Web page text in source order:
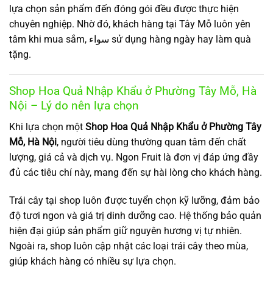
lựa chọn sản phẩm đến đóng gói đều được thực hiện
chuyên nghiệp. Nhờ đó, khách hàng tại Tây Mỗ luôn yên
tâm khi mua sắm, سواء sử dụng hàng ngày hay làm quà
tặng.
Shop Hoa Quả Nhập Khẩu ở Phường Tây Mỗ, Hà
Nội – Lý do nên lựa chọn
Khi lựa chọn một Shop Hoa Quả Nhập Khẩu ở Phường Tây
Mỗ, Hà Nội, người tiêu dùng thường quan tâm đến chất
lượng, giá cả và dịch vụ. Ngon Fruit là đơn vị đáp ứng đầy
đủ các tiêu chí này, mang đến sự hài lòng cho khách hàng.
Trái cây tại shop luôn được tuyển chọn kỹ lưỡng, đảm bảo
độ tươi ngon và giá trị dinh dưỡng cao. Hệ thống bảo quản
hiện đại giúp sản phẩm giữ nguyên hương vị tự nhiên.
Ngoài ra, shop luôn cập nhật các loại trái cây theo mùa,
giúp khách hàng có nhiều sự lựa chọn.